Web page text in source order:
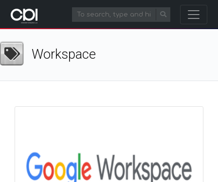
Workspace